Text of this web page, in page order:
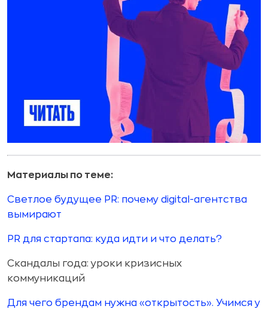
Материалы по теме:
Светлое будущее PR: почему digital-агентства
вымирают
PR для стартапа: куда идти и что делать?
Скандалы года: уроки кризисных
коммуникаций
Для чего брендам нужна «открытость». Учимся у